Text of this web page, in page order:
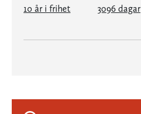
10 år i frihet 3096 dagar